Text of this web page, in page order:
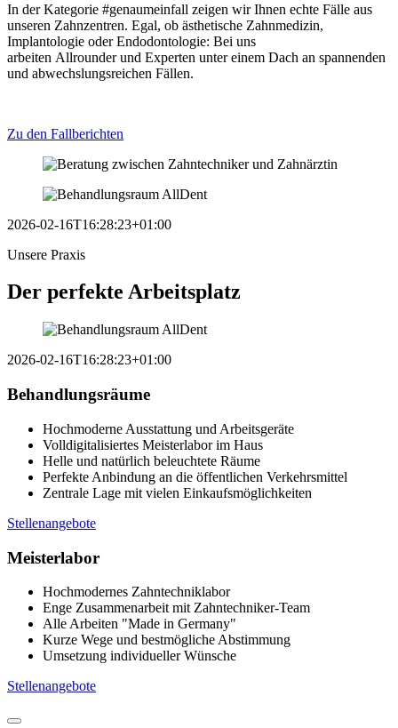
In der Kategorie #genaumeinfall zeigen wir Ihnen echte Fälle aus
unseren Zahnzentren. Egal, ob ästhetische Zahnmedizin,
Implantologie oder Endodontologie: Bei uns
arbeiten Allrounder und Experten unter einem Dach an spannenden
und abwechslungsreichen Fällen.
Zu den Fallberichten
2026-02-16T16:28:23+01:00
Unsere Praxis
Der perfekte Arbeitsplatz
2026-02-16T16:28:23+01:00
Behandlungsräume
Hochmoderne Ausstattung und Arbeitsgeräte
Volldigitalisiertes Meisterlabor im Haus
Helle und natürlich beleuchtete Räume
Perfekte Anbindung an die öffentlichen Verkehrsmittel
Zentrale Lage mit vielen Einkaufsmöglichkeiten
Stellenangebote
Meisterlabor
Hochmodernes Zahntechniklabor
Enge Zusammenarbeit mit Zahntechniker-Team
Alle Arbeiten "Made in Germany"
Kurze Wege und bestmögliche Abstimmung
Umsetzung individueller Wünsche
Stellenangebote